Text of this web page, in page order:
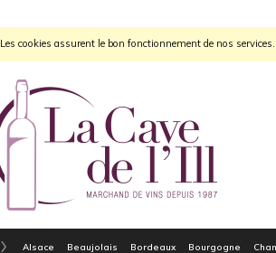
Les cookies assurent le bon fonctionnement de nos
Alsace Beaujolais Bordeaux Bourgogne